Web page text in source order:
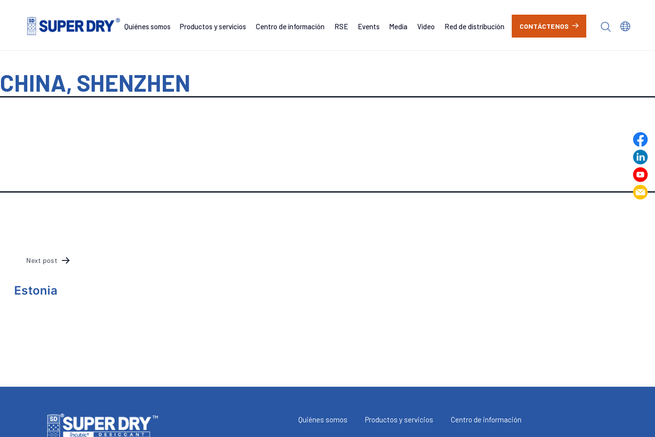
Quiénes somos Productos y servicios Centro de información RSE Events Media Video Red de distribución CONTÁCTENOS
CHINA, SHENZHEN
POST
NAVIGATION
Next post
Estonia
Quiénes somos Productos y servicios Centro de información